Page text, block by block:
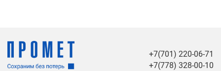
+7(701) 220-06-71
+7(778) 328-00-10